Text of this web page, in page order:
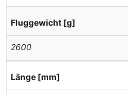
Fluggewicht [g]
2600
Länge [mm]